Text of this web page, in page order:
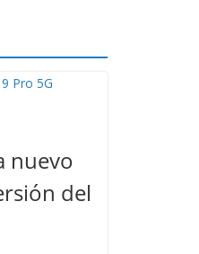
nuevo
del